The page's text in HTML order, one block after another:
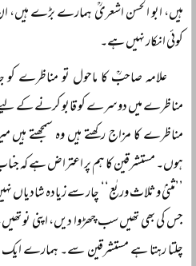
ہیں، ابو الحسن اشعریؒ ہمارے بڑے
کوئی انکار نہیں ہے۔
علامہ صاحبؒ کا ماحول تو مناظرے کو
مناظرے میں دوسرے کو قابو کرنے کے لیے
مناظرے کا مزاج رکھتے ہیں وہ سمجھتے
ہوں۔ مستشرقین کا ہم پر اعتراض ہے کہ
’’مثنیٰ وثلاث وربٰع‘‘ چار سے زیادہ شادیاں
جس کی بھی تھیں سب چھڑوا دیں، اپنی نو
چلتا رہتا ہے مستشرقین سے۔ ہمارے ایک